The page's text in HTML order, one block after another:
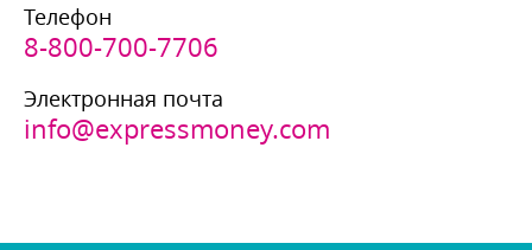
Телефон
8-800-700-7706
Электронная почта
info@expressmoney.com